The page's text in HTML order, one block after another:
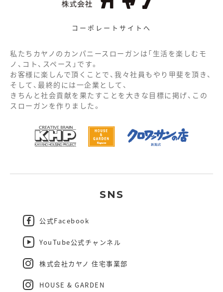
コーポレートサイトへ
私たちカヤノのカンパニースローガンは「生活を楽しむモ
ノ、コト、スペース」です。
お客様に楽しんで頂くことで、我々社員もやり甲斐を頂き、
そして、最終的には一企業として、
きちんと社会貢献を果たすことを大きな目標に掲げ、この
スローガンを作りました。
SNS
公式Facebook
YouTube公式チャンネル
株式会社カヤノ 住宅事業部
HOUSE & GARDEN